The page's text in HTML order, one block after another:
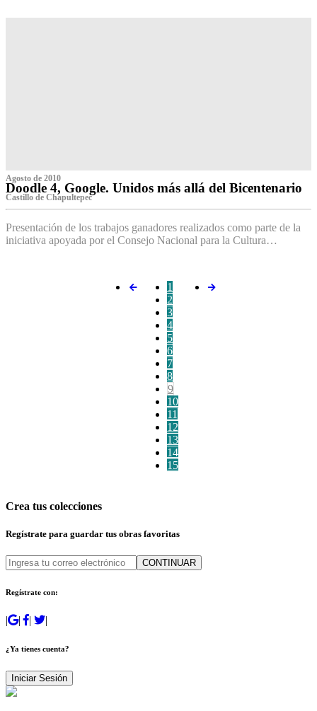
Agosto de 2010
Doodle 4, Google. Unidos más allá del Bicentenario
Castillo de Chapultepec
Presentación de los trabajos ganadores realizados como parte de la
iniciativa apoyada por el Consejo Nacional para la Cultura…
1
2
3
4
5
6
7
8
9
10
11
12
13
14
15
Crea tus colecciones
Regístrate para guardar tus obras favoritas
CONTINUAR
Regístrate con:
| | | |
¿Ya tienes cuenta?
Iniciar Sesión